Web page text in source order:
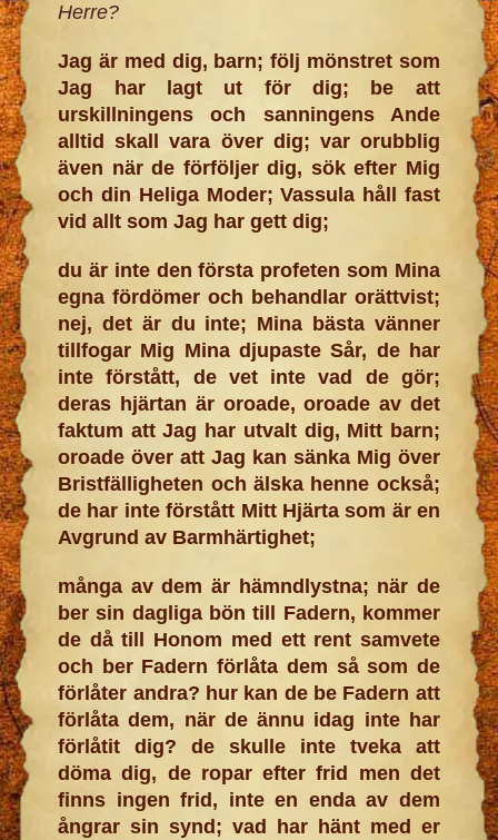
Herre?
Jag är med dig, barn; följ mönstret som
Jag har lagt ut för dig; be att
urskillningens och sanningens Ande
alltid skall vara över dig; var orubblig
även när de förföljer dig, sök efter Mig
och din Heliga Moder; Vassula håll fast
vid allt som Jag har gett dig;
du är inte den första profeten som Mina
egna fördömer och behandlar orättvist;
nej, det är du inte; Mina bästa vänner
tillfogar Mig Mina djupaste Sår, de har
inte förstått, de vet inte vad de gör;
deras hjärtan är oroade, oroade av det
faktum att Jag har utvalt dig, Mitt barn;
oroade över att Jag kan sänka Mig över
Bristfälligheten och älska henne också;
de har inte förstått Mitt Hjärta som är en
Avgrund av Barmhärtighet;
många av dem är hämndlystna; när de
ber sin dagliga bön till Fadern, kommer
de då till Honom med ett rent samvete
och ber Fadern förlåta dem så som de
förlåter andra? hur kan de be Fadern att
förlåta dem, när de ännu idag inte har
förlåtit dig? de skulle inte tveka att
döma dig, de ropar efter frid men det
finns ingen frid, inte en enda av dem
ångrar sin synd; vad har hänt med er